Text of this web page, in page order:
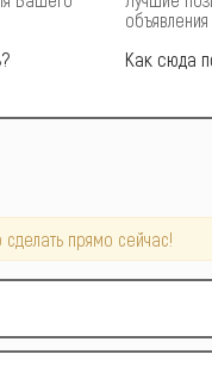
объявления
Как сюда
прямо сейчас!